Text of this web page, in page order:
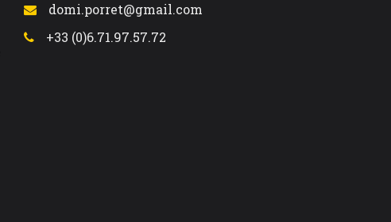
domi.porret@gmail.com
+33 (0)6.71.97.57.72